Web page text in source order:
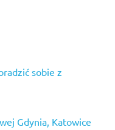
sobie z
Gdynia, Katowice